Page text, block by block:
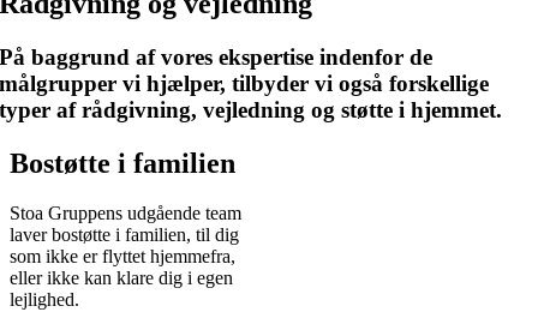
På baggrund af vores ekspertise indenfor de
målgrupper vi hjælper, tilbyder vi også forskellige
typer af rådgivning, vejledning og støtte i hjemmet.
Bostøtte i familien
Stoa Gruppens udgående team
laver bostøtte i familien, til dig
som ikke er flyttet hjemmefra,
eller ikke kan klare dig i egen
lejlighed.